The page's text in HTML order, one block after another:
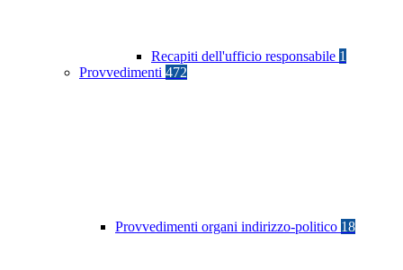
Recapiti dell'ufficio responsabile 1
Provvedimenti 472
Provvedimenti organi indirizzo-politico 18